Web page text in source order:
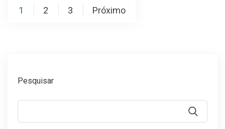
Paginação
1 2 3 Próximo
Pesquisar